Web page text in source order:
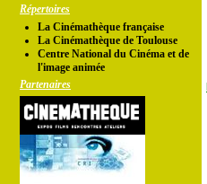
Répertoires
La Cinémathèque française
La Cinémathèque de Toulouse
Centre National du Cinéma et de
l'image animée
Partenaires